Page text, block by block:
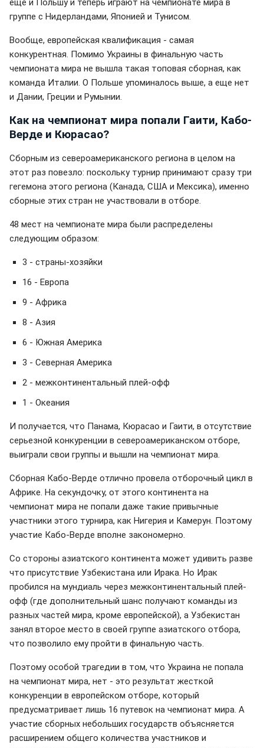
группе с Нидерландами, Японией и Тунисом.
Вообще, европейская квалификация - самая
конкурентная. Помимо Украины в финальную часть
чемпионата мира не вышла такая топовая сборная, как
команда Италии. О Польше упоминалось выше, а еще нет
и Дании, Греции и Румынии.
Как на чемпионат мира попали Гаити, Кабо-
Верде и Кюрасао?
Сборным из североамериканского региона в целом на
этот раз повезло: поскольку турнир принимают сразу три
гегемона этого региона (Канада, США и Мексика), именно
сборные этих стран не участвовали в отборе.
48 мест на чемпионате мира были распределены
следующим образом:
3 - страны-хозяйки
16 - Европа
9 - Африка
8 - Азия
6 - Южная Америка
3 - Северная Америка
2 - межконтинентальный плей-офф
1 - Океания
И получается, что Панама, Кюрасао и Гаити, в отсутствие
серьезной конкуренции в североамериканском отборе,
выиграли свои группы и вышли на чемпионат мира.
Сборная Кабо-Верде отлично провела отборочный цикл в
Африке. На секундочку, от этого континента на
чемпионат мира не попали даже такие привычные
участники этого турнира, как Нигерия и Камерун. Поэтому
участие Кабо-Верде вполне закономерно.
Со стороны азиатского континента может удивить разве
что присутствие Узбекистана или Ирака. Но Ирак
пробился на мундиаль через межконтинентальный плей-
офф (где дополнительный шанс получают команды из
разных частей мира, кроме европейской), а Узбекистан
занял второе место в своей группе азиатского отбора,
что позволило ему пройти в финальную часть.
Поэтому особой трагедии в том, что Украина не попала
на чемпионат мира, нет - это результат жесткой
конкуренции в европейском отборе, который
предусматривает лишь 16 путевок на чемпионат мира. А
участие сборных небольших государств объясняется
расширением общего количества участников и